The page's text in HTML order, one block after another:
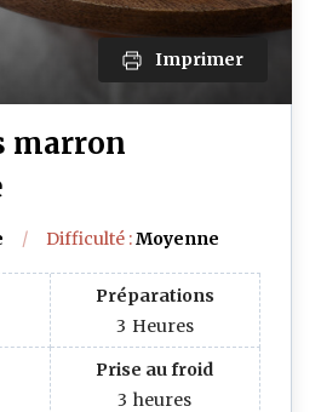
Imprimer
marron
Difficulté :Moyenne
Préparations
3 Heures
Prise au froid
3 heures